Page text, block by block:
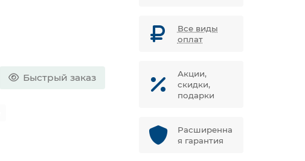
Быстрый заказ
Все виды
оплат
Акции,
скидки,
подарки
Расширенна
я гарантия